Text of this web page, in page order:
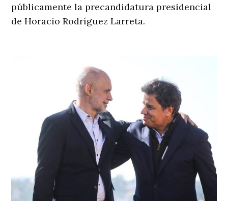
públicamente la precandidatura presidencial
de Horacio Rodríguez Larreta.